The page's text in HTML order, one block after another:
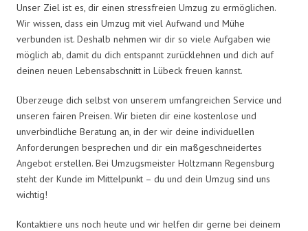
Unser Ziel ist es, dir einen stressfreien Umzug zu ermöglichen.
Wir wissen, dass ein Umzug mit viel Aufwand und Mühe
verbunden ist. Deshalb nehmen wir dir so viele Aufgaben wie
möglich ab, damit du dich entspannt zurücklehnen und dich auf
deinen neuen Lebensabschnitt in Lübeck freuen kannst.
Überzeuge dich selbst von unserem umfangreichen Service und
unseren fairen Preisen. Wir bieten dir eine kostenlose und
unverbindliche Beratung an, in der wir deine individuellen
Anforderungen besprechen und dir ein maßgeschneidertes
Angebot erstellen. Bei Umzugsmeister Holtzmann Regensburg
steht der Kunde im Mittelpunkt – du und dein Umzug sind uns
wichtig!
Kontaktiere uns noch heute und wir helfen dir gerne bei deinem